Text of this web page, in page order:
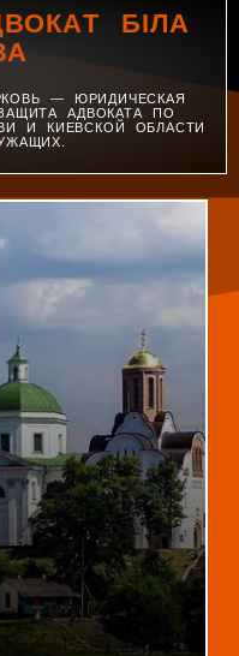
БІЛА
— ЮРИДИЧЕСКАЯ
АДВОКАТА ПО
И КИЕВСКОЙ ОБЛАСТИ